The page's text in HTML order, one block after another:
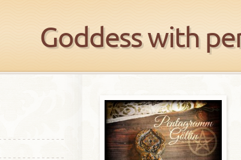
Goddess with